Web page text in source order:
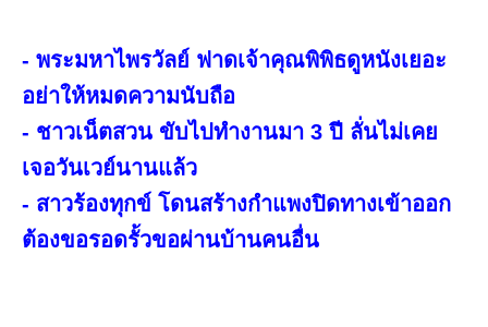
- พระมหาไพรวัลย์ ฟาดเจ้าคุณพิพิธดูหนังเยอะ
อย่าให้หมดความนับถือ
- ชาวเน็ตสวน ขับไปทำงานมา 3 ปี ลั่นไม่เคย
เจอวันเวย์นานแล้ว
- สาวร้องทุกข์ โดนสร้างกำแพงปิดทางเข้าออก
ต้องขอรอดรั้วขอผ่านบ้านคนอื่น